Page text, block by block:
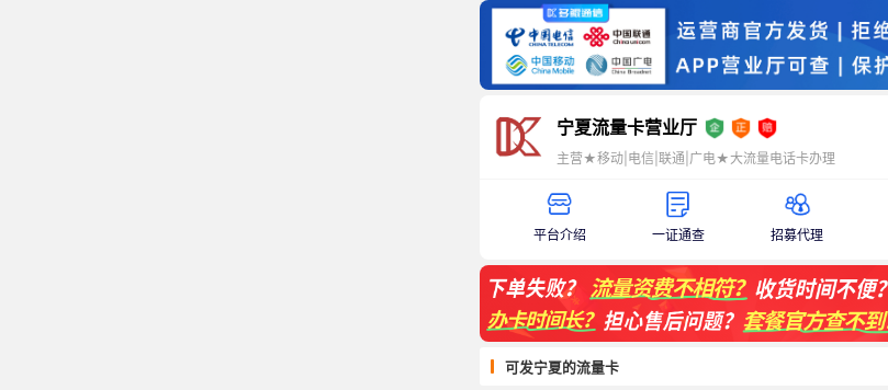
宁夏流量卡营业厅
主营★移动|电信|联通|广电★大流量电话卡办理
平台介绍 一证通查 招募代理
可发宁夏的流量卡